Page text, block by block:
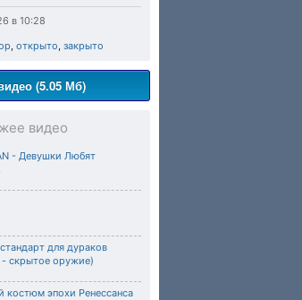
в 10:28
, открыто, закрыто
(5.05 Мб)
видео
- Девушки Любят
для дураков
скрытое оружие)
костюм эпохи Ренессанса